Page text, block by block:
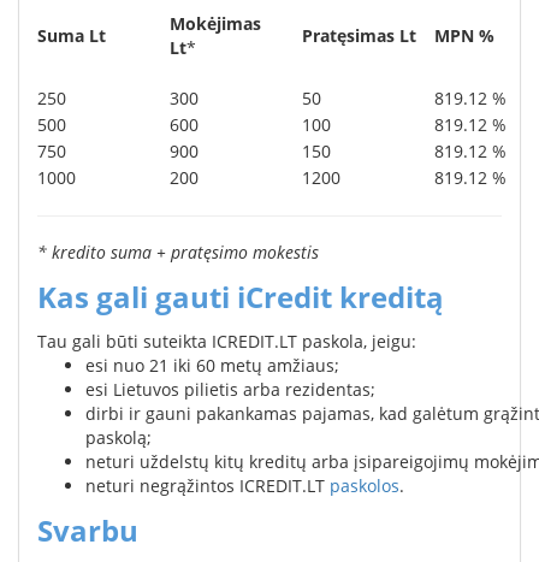
Suma Lt
Mokėjimas
Lt*
Pratęsimas Lt MPN %
250 300 50
819.12 %
500
600 100
819.12 %
750
900 150
819.12 %
1000
200 1200 819.12 %
* kredito suma + pratęsimo mokestis
Kas gali gauti iCredit kreditą
Tau gali būti suteikta ICREDIT.LT paskola, jeigu:
esi nuo 21 iki 60 metų amžiaus;
esi Lietuvos pilietis arba rezidentas;
dirbi ir gauni pakankamas pajamas, kad galėtum
paskolą;
neturi uždelstų kitų kreditų arba įsipareigojimų
neturi negrąžintos ICREDIT.LT paskolos.
Svarbu